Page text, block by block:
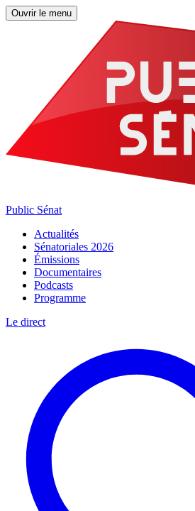
Ouvrir le menu
Public Sénat
Actualités
Sénatoriales 2026
Émissions
Documentaires
Podcasts
Programme
Le direct